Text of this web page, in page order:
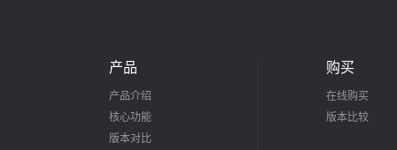
产品
产品介绍
核心功能
版本对比
购买
在线购买
版本比较